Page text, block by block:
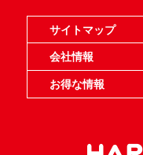
サイトマップ
オンラインショップ
買取
記事
選手一覧
デッキ検索
デッキ構築
イベント・大会
店舗のご案内
お問い合わせ
ヘルプ
FAQ
会社情報
利用規約
スタッフ募集
特定商取引法表示
個人情報保護指針
企業情報
お得な情報